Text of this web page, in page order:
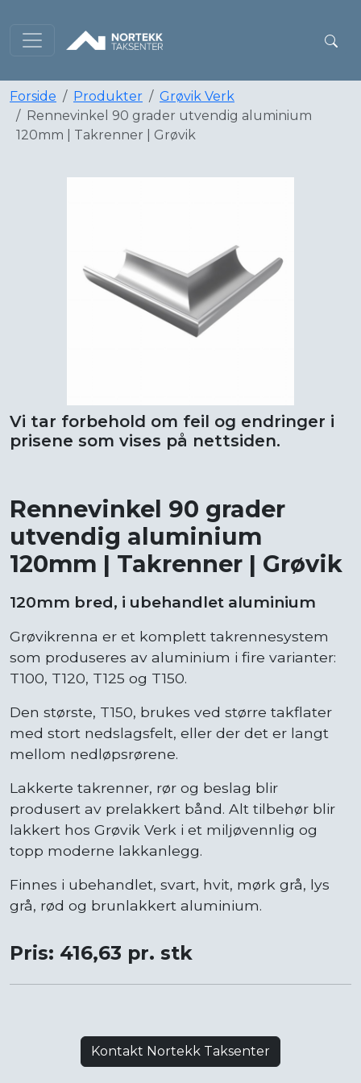
Forside Produkter
Grøvik Verk
Rennevinkel 90 grader utvendig aluminium
120mm | Takrenner | Grøvik
Vi tar forbehold om feil og endringer i
prisene som vises på nettsiden.
Rennevinkel 90 grader
utvendig aluminium
120mm | Takrenner | Grøvik
120mm bred, i ubehandlet aluminium
Grøvikrenna er et komplett takrennesystem
som produseres av aluminium i fire varianter:
T100, T120, T125 og T150.
Den største, T150, brukes ved større takflater
med stort nedslagsfelt, eller der det er langt
mellom nedløpsrørene.
Lakkerte takrenner, rør og beslag blir
produsert av prelakkert bånd. Alt tilbehør blir
lakkert hos Grøvik Verk i et miljøvennlig og
topp moderne lakkanlegg.
Finnes i ubehandlet, svart, hvit, mørk grå, lys
grå, rød og brunlakkert aluminium.
Pris: 416,63 pr. stk
Kontakt Nortekk Taksenter